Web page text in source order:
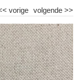
volgende >>
vorige